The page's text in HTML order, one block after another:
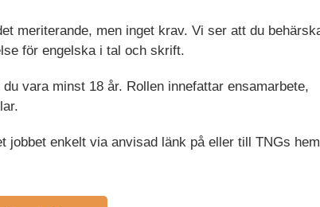
meriterande, men inget krav. Vi ser att du
för engelska i tal och skrift.
vara minst 18 år. Rollen innefattar ensamarbete,
enkelt via anvisad länk på eller till TNGs